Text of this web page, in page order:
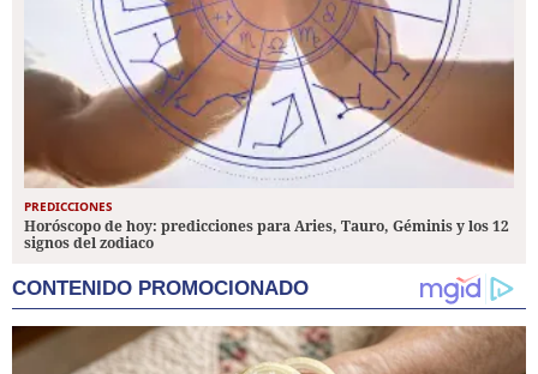
PREDICCIONES
Horóscopo de hoy: predicciones para Aries, Tauro, Géminis y los 12
signos del zodiaco
CONTENIDO PROMOCIONADO